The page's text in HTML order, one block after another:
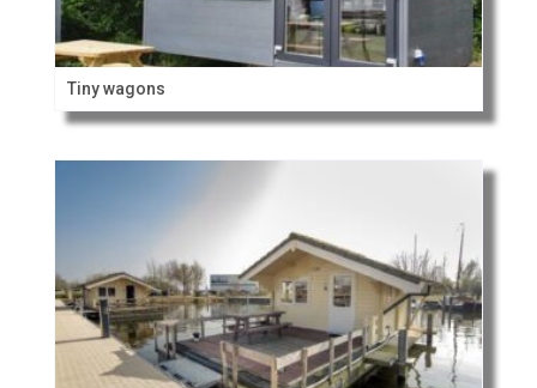
Tiny wagons